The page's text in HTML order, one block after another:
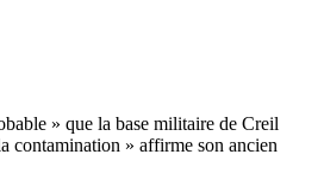
» que la base militaire de Creil
contamination » affirme son ancien